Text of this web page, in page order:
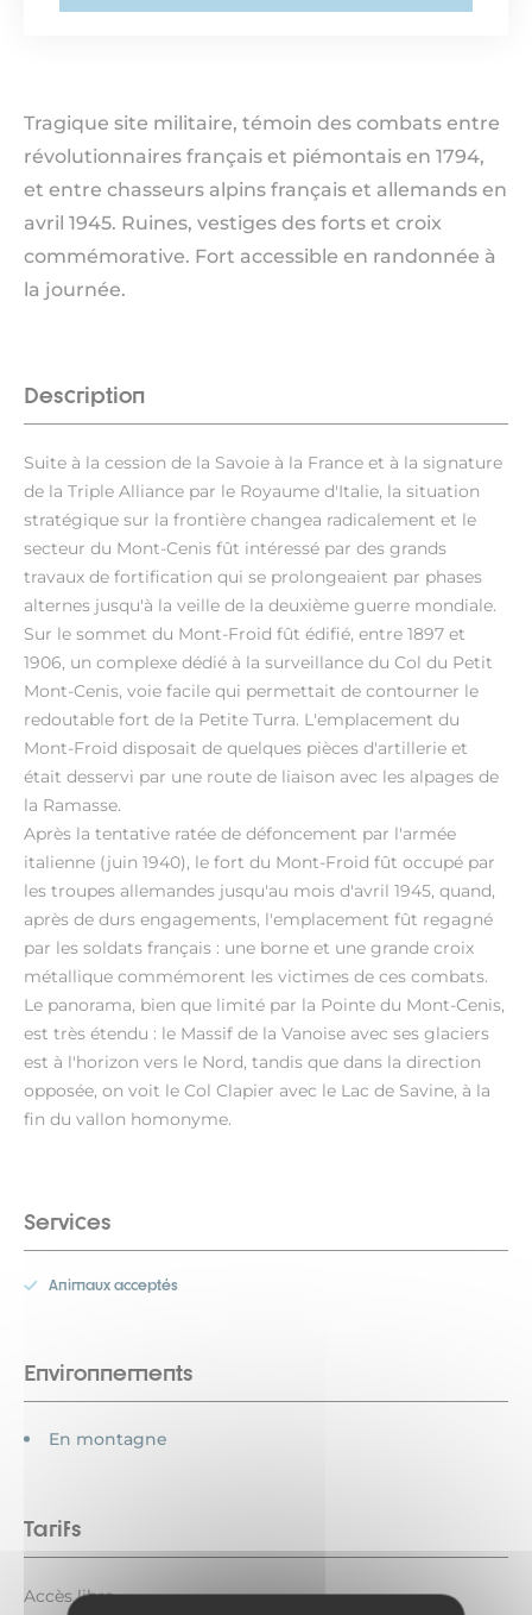
Tragique site militaire, témoin des combats entre
révolutionnaires français et piémontais en 1794,
et entre chasseurs alpins français et allemands en
avril 1945. Ruines, vestiges des forts et croix
commémorative. Fort accessible en randonnée à
la journée.
Description
Suite à la cession de la Savoie à la France et à la signature
de la Triple Alliance par le Royaume d'Italie, la situation
stratégique sur la frontière changea radicalement et le
secteur du Mont-Cenis fût intéressé par des grands
travaux de fortification qui se prolongeaient par phases
alternes jusqu'à la veille de la deuxième guerre mondiale.
Sur le sommet du Mont-Froid fût édifié, entre 1897 et
1906, un complexe dédié à la surveillance du Col du Petit
Mont-Cenis, voie facile qui permettait de contourner le
redoutable fort de la Petite Turra. L'emplacement du
Mont-Froid disposait de quelques pièces d'artillerie et
était desservi par une route de liaison avec les alpages de
la Ramasse.
Après la tentative ratée de défoncement par l'armée
italienne (juin 1940), le fort du Mont-Froid fût occupé par
les troupes allemandes jusqu'au mois d'avril 1945, quand,
après de durs engagements, l'emplacement fût regagné
par les soldats français : une borne et une grande croix
métallique commémorent les victimes de ces combats.
Le panorama, bien que limité par la Pointe du Mont-Cenis,
est très étendu : le Massif de la Vanoise avec ses glaciers
est à l'horizon vers le Nord, tandis que dans la direction
opposée, on voit le Col Clapier avec le Lac de Savine, à la
fin du vallon homonyme.
Services
Animaux acceptés
Environnements
En montagne
Tarifs
Accès libre.